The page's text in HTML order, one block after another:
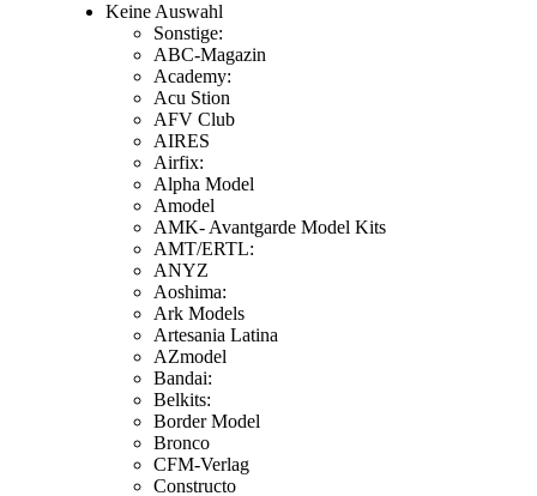
Keine Auswahl
Sonstige:
ABC-Magazin
Academy:
Acu Stion
AFV Club
AIRES
Airfix:
Alpha Model
Amodel
AMK- Avantgarde Model Kits
AMT/ERTL:
ANYZ
Aoshima:
Ark Models
Artesania Latina
AZmodel
Bandai:
Belkits:
Border Model
Bronco
CFM-Verlag
Constructo